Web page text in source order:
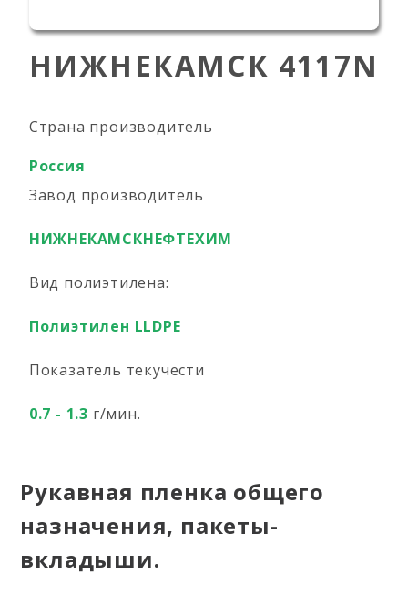
НИЖНЕКАМСК 4117N
Страна производитель
Россия
Завод производитель
НИЖНЕКАМСКНЕФТЕХИМ
Вид полиэтилена:
Полиэтилен LLDPE
Показатель текучести
0.7 - 1.3 г/мин.
Рукавная пленка общего
назначения, пакеты-
вкладыши.